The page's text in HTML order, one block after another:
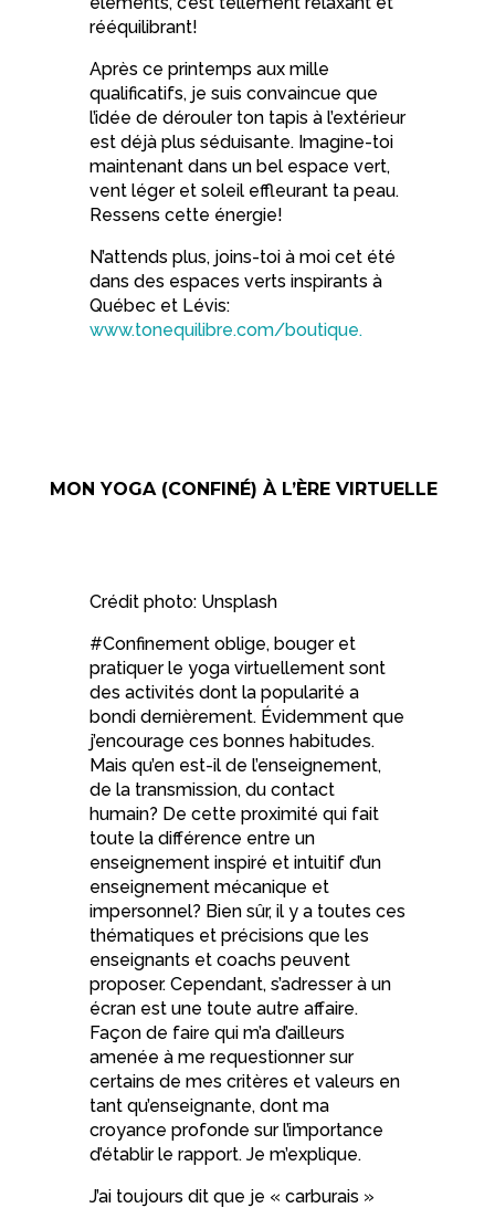
rééquilibrant!
Après ce printemps aux mille
qualificatifs, je suis convaincue que
l’idée de dérouler ton tapis à l’extérieur
est déjà plus séduisante. Imagine-toi
maintenant dans un bel espace vert,
vent léger et soleil effleurant ta peau.
Ressens cette énergie!
N’attends plus, joins-toi à moi cet été
dans des espaces verts inspirants à
Québec et Lévis:
www.tonequilibre.com/boutique.
MON YOGA (CONFINÉ) À L’ÈRE VIRTUELLE
Crédit photo: Unsplash
#Confinement oblige, bouger et
pratiquer le yoga virtuellement sont
des activités dont la popularité a
bondi dernièrement. Évidemment que
j’encourage ces bonnes habitudes.
Mais qu’en est-il de l’enseignement,
de la transmission, du contact
humain? De cette proximité qui fait
toute la différence entre un
enseignement inspiré et intuitif d’un
enseignement mécanique et
impersonnel? Bien sûr, il y a toutes ces
thématiques et précisions que les
enseignants et coachs peuvent
proposer. Cependant, s’adresser à un
écran est une toute autre affaire.
Façon de faire qui m’a d’ailleurs
amenée à me requestionner sur
certains de mes critères et valeurs en
tant qu’enseignante, dont ma
croyance profonde sur l’importance
d’établir le rapport. Je m’explique.
J’ai toujours dit que je « carburais »